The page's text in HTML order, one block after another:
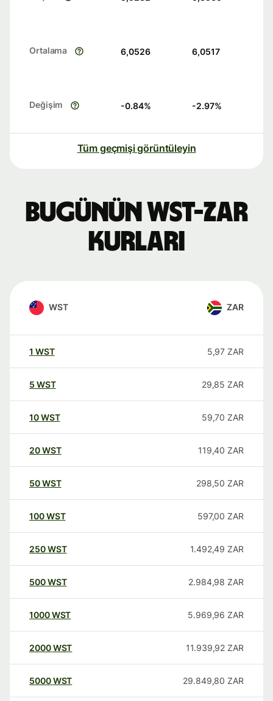
Ortalama 6,0526 6,0517
Değişim -0.84% -2.97%
Tüm geçmişi görüntüleyin
Bugünün WST-ZAR
kurları
WST ZAR
1 WST 5,97 ZAR
5 WST 29,85 ZAR
10WST 59,70 ZAR
20WST 119,40 ZAR
50WST 298,50 ZAR
100WST 597,00 ZAR
250WST 1.492,49 ZAR
500WST 2.984,98 ZAR
1000WST 5.969,96 ZAR
2000WST 11.939,92 ZAR
5000WST 29.849,80 ZAR